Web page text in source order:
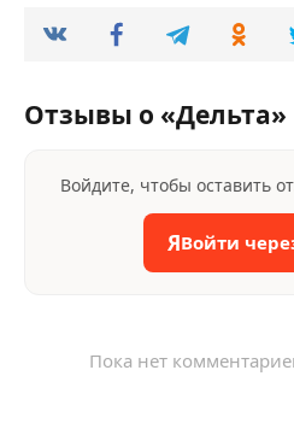
Отзывы о «Дельта»
Войдите, чтобы оставить
ЯВойти
Пока нет